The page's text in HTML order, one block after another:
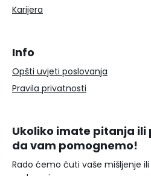
Karijera
Info
Opšti uvjeti poslovanja
Pravila privatnosti
Ukoliko imate pitanja ili
da vam pomognemo!
Rado ćemo čuti vaše mišljenje